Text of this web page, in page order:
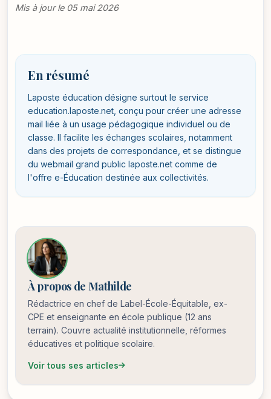
Mis à jour le 05 mai 2026
En résumé
Laposte éducation désigne surtout le service
education.laposte.net, conçu pour créer une adresse
mail liée à un usage pédagogique individuel ou de
classe. Il facilite les échanges scolaires, notamment
dans des projets de correspondance, et se distingue
du webmail grand public laposte.net comme de
l'offre e-Éducation destinée aux collectivités.
À propos de Mathilde
Rédactrice en chef de Label-École-Équitable, ex-
CPE et enseignante en école publique (12 ans
terrain). Couvre actualité institutionnelle, réformes
éducatives et politique scolaire.
Voir tous ses articles